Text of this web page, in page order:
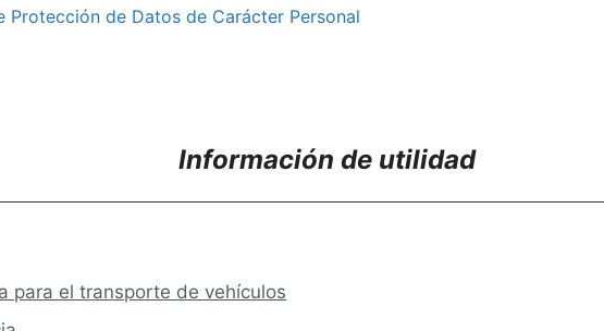
Protección de Datos de Carácter Personal
Información de utilidad
para el transporte de vehículos